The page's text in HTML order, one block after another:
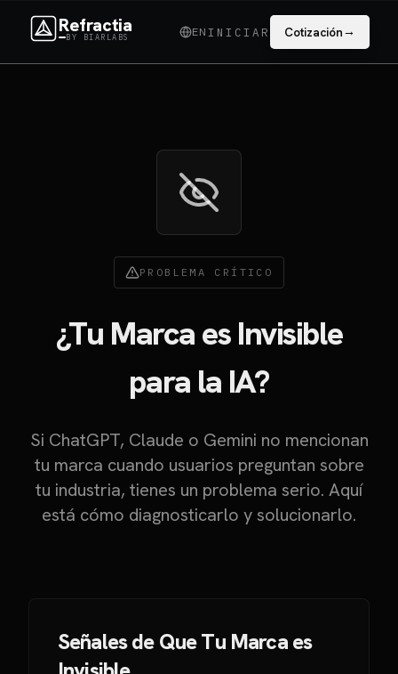
Refractia
BY BIARLABS ENINICIAR Cotización→
PROBLEMA CRÍTICO
¿Tu Marca es Invisible
para la IA?
Si ChatGPT, Claude o Gemini no mencionan
tu marca cuando usuarios preguntan sobre
tu industria, tienes un problema serio. Aquí
está cómo diagnosticarlo y solucionarlo.
Señales de Que Tu Marca es